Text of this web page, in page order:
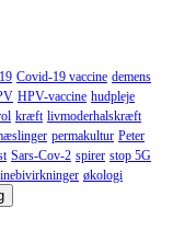
Covid-19 vaccine demens
HPV-vaccine hudpleje
kræft livmoderhalskræft
permakultur Peter
Sars-Cov-2 spirer stop 5G
økologi